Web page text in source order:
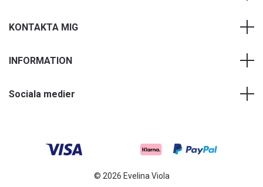
KONTAKTA MIG
INFORMATION
Sociala medier
© 2026 Evelina Viola